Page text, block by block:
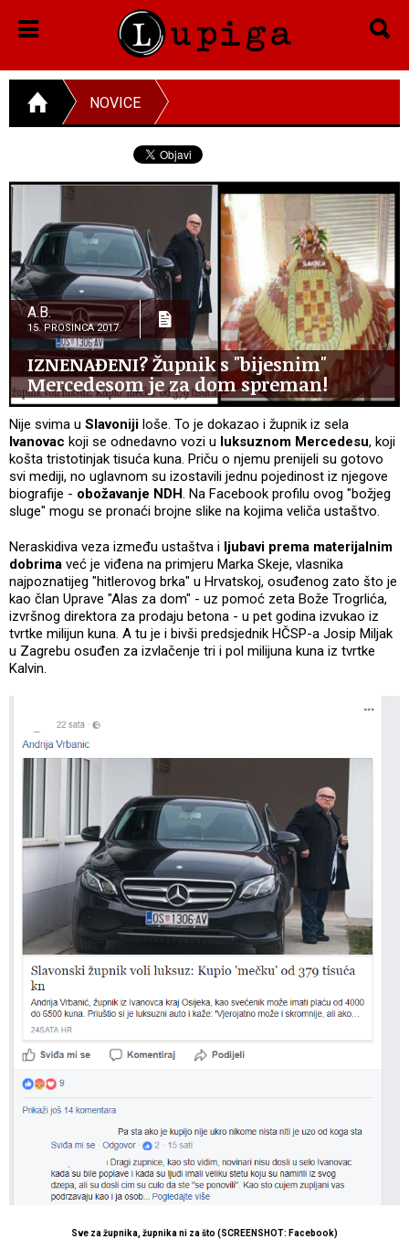
NOVICE
A.B.
15. PROSINCA 2017.
IZNENAĐENI? Župnik s "bijesnim"
Mercedesom je za dom spreman!
Nije svima u Slavoniji loše. To je dokazao i župnik iz sela
Ivanovac koji se odnedavno vozi u luksuznom Mercedesu, koji
košta tristotinjak tisuća kuna. Priču o njemu prenijeli su gotovo
svi mediji, no uglavnom su izostavili jednu pojedinost iz njegove
biografije - obožavanje NDH. Na Facebook profilu ovog "božjeg
sluge" mogu se pronaći brojne slike na kojima veliča ustaštvo.
Neraskidiva veza između ustaštva i ljubavi prema materijalnim
dobrima već je viđena na primjeru Marka Skeje, vlasnika
najpoznatijeg "hitlerovog brka" u Hrvatskoj, osuđenog zato što je
kao član Uprave "Alas za dom" - uz pomoć zeta Bože Trogrlića,
izvršnog direktora za prodaju betona - u pet godina izvukao iz
tvrtke milijun kuna. A tu je i bivši predsjednik HČSP-a Josip Miljak
u Zagrebu osuđen za izvlačenje tri i pol milijuna kuna iz tvrtke
Kalvin.
Sve za župnika, župnika ni za što (SCREENSHOT: Facebook)